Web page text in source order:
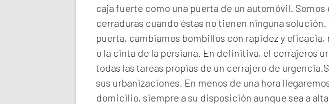
caja fuerte como una puerta de un automóvil.
cerraduras cuando éstas no tienen ninguna solución.
puerta, cambiamos bombillos con rapidez y
o la cinta de la persiana. En definitiva, el cerrajeros
todas las tareas propias de un cerrajero de
sus urbanizaciones. En menos de una hora
domicilio, siempre a su disposición aunque sea a